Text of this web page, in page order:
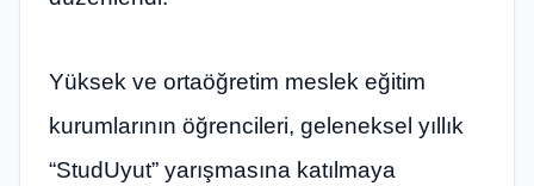
Yüksek ve ortaöğretim meslek eğitim
kurumlarının öğrencileri, geleneksel yıllık
“StudUyut” yarışmasına katılmaya